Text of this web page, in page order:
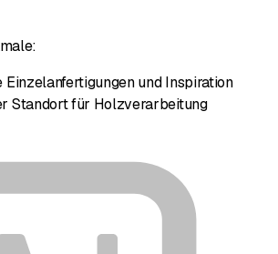
Einzelanfertigungen und Inspiration
Standort für Holzverarbeitung